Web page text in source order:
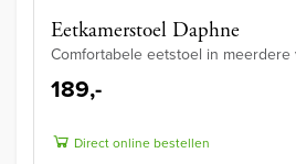
Eetkamerstoel Daphne
Comfortabele eetstoel in meerdere
189,-
Direct online bestellen